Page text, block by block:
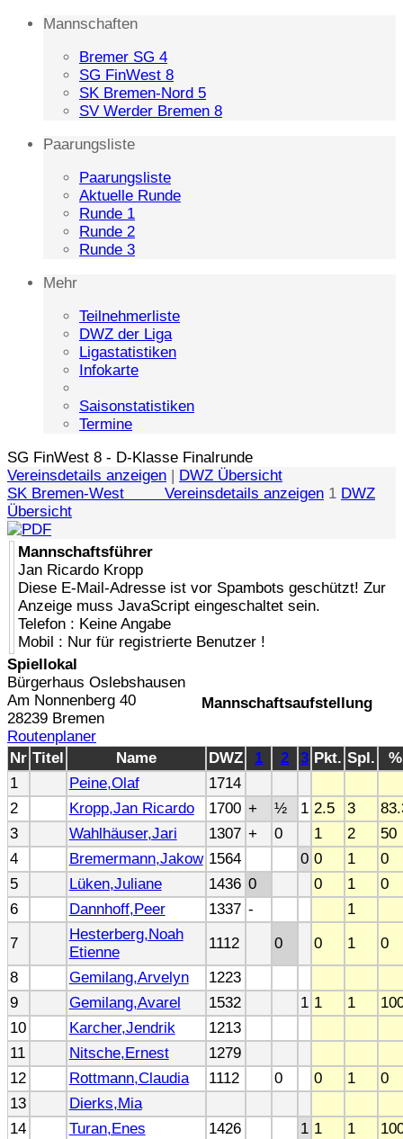
Mannschaften
Bremer SG 4
SG FinWest 8
SK Bremen-Nord 5
SV Werder Bremen 8
Paarungsliste
Paarungsliste
Aktuelle Runde
Runde 1
Runde 2
Runde 3
Mehr
Teilnehmerliste
DWZ der Liga
Ligastatistiken
Infokarte
Saisonstatistiken
Termine
SG FinWest 8 - D-Klasse Finalrunde
Vereinsdetails anzeigen
DWZ Übersicht
SK Bremen-West Vereinsdetails anzeigen 1 DWZ
Übersicht
Mannschaftsführer
Jan Ricardo Kropp
Diese E-Mail-Adresse ist vor Spambots geschützt! Zur
Anzeige muss JavaScript eingeschaltet sein.
Telefon : Keine Angabe
Mobil : Nur für registrierte Benutzer !
Spiellokal
Bürgerhaus Oslebshausen
Am Nonnenberg 40
28239 Bremen
Routenplaner
Mannschaftsaufstellung
Nr Titel Name DWZ 1 2 3 Pkt. Spl.
%
1
Peine,Olaf
1714
2
Kropp,Jan Ricardo 1700 + ½ 1 2.5 3
3
Wahlhäuser,Jari 1307 + 0 1 2
50
4
Bremermann,Jakow 1564 0 0 1
0
5
Lüken,Juliane 1436 0 0 1
0
6
Dannhoff,Peer 1337 -
1
7
Hesterberg,Noah
Etienne
1112 0 0 1
0
8
Gemilang,Arvelyn
1223
9
Gemilang,Avarel 1532 1 1 1
10
Karcher,Jendrik
1213
11
Nitsche,Ernest
1279
12
Rottmann,Claudia 1112 0 0 1
0
13
Dierks,Mia
14
Turan,Enes 1426 1 1 1